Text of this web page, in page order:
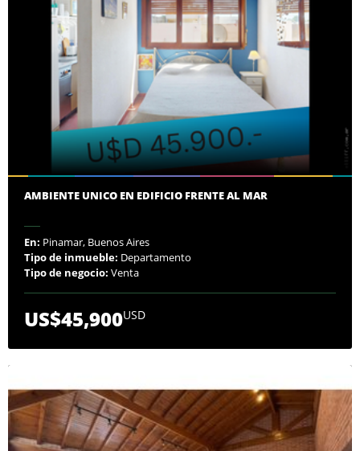
AMBIENTE UNICO EN EDIFICIO FRENTE AL MAR
En: Pinamar, Buenos Aires
Tipo de inmueble: Departamento
Tipo de negocio: Venta
US$45,900USD